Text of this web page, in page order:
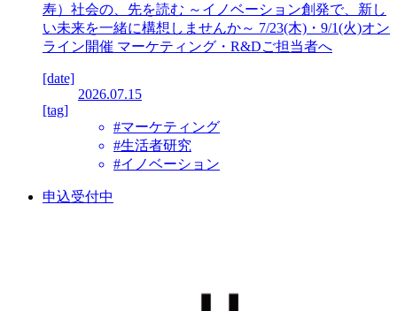
寿）社会の、先を読む ～イノベーション創発で、新し
い未来を一緒に構想しませんか～ 7/23(木)・9/1(火)オン
ライン開催 マーケティング・R&Dご担当者へ
[date]
2026.07.15
[tag]
#マーケティング
#生活者研究
#イノベーション
申込受付中